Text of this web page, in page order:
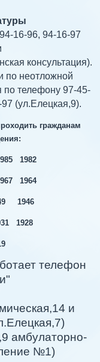
16-96, 94-16-97
консультация).
по неотложной
телефону 97-45-
(ул.Елецкая,9).
гражданам
1982
1964
1946
1928
телефон
и
амбулаторно-
№1)